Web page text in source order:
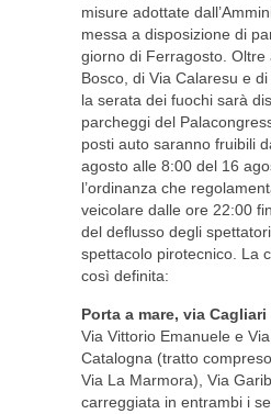
misure adottate
messa a disposizione di
giorno di Ferragosto. Oltre
Bosco, di Via Calaresu e
la serata dei fuochi sarà
parcheggi del
posti auto saranno fruibili
agosto alle 8:00 del 16
l’ordinanza che
veicolare dalle ore 22:00
del deflusso degli
spettacolo pirotecnico. La
così definita:
Porta a mare, via Cagliari
Via Vittorio Emanuele e
Catalogna (tratto
Via La Marmora), Via
carreggiata in entrambi i